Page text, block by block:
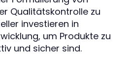
Qualitätskontrolle zu
investieren in
um Produkte zu
und sicher sind.